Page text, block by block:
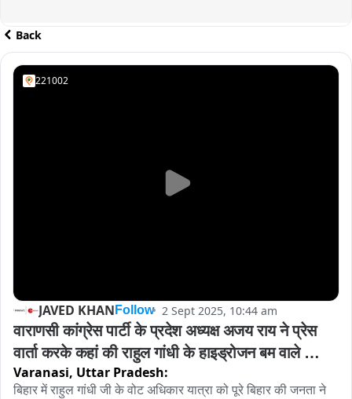
Back
221002
JAVED KHAN Follow 2 Sept 2025, 10:44 am
वाराणसी कांग्रेस पार्टी के प्रदेश अध्यक्ष अजय राय ने प्रेस
वार्ता करके कहां की राहुल गांधी के हाइड्रोजन बम वाले
वक्तव्य से बनारस भी अछूता नहीं
Varanasi, Uttar Pradesh:
बिहार में राहुल गांधी जी के वोट अधिकार यात्रा को पूरे बिहार की जनता ने